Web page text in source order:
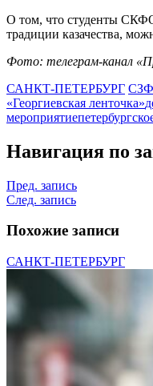
О том, что студенты
традиции казачества,
Фото: телеграм-канал
САНКТ-ПЕТЕРБУРГ
«Георгиевская ленточка»
мероприятие
Навигация по
Пред. запись
След. запись
Похожие записи
САНКТ-ПЕТЕРБУРГ